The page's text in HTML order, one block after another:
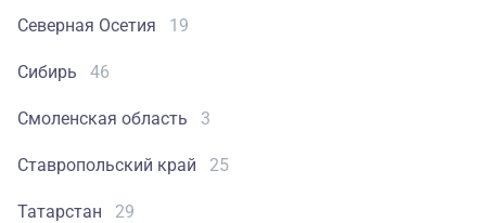
Северная Осетия 19
Сибирь 46
Смоленская область 3
Ставропольский край 25
Татарстан 29